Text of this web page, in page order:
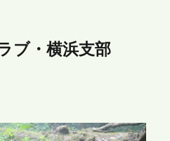
ブ・横浜支部